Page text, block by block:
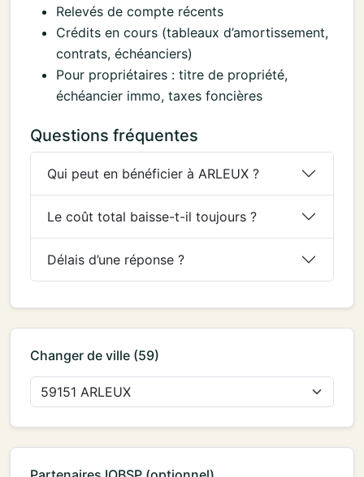
Relevés de compte récents
Crédits en cours (tableaux d’amortissement,
contrats, échéanciers)
Pour propriétaires : titre de propriété,
échéancier immo, taxes foncières
Questions fréquentes
Qui peut en bénéficier à ARLEUX ?
Le coût total baisse-t-il toujours ?
Délais d’une réponse ?
Changer de ville (59)